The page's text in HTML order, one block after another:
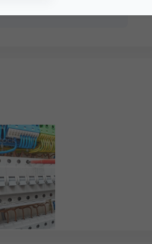
Este perfil obteve a